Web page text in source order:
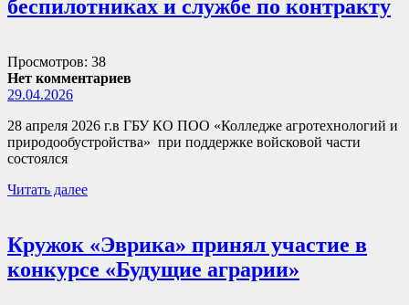
беспилотниках и службе по контракту
Просмотров: 38
Нет комментариев
29.04.2026
28 апреля 2026 г.в ГБУ КО ПОО «Колледже агротехнологий и
природообустройства» при поддержке войсковой части
состоялся
Читать далее
Кружок «Эврика» принял участие в
конкурсе «Будущие аграрии»